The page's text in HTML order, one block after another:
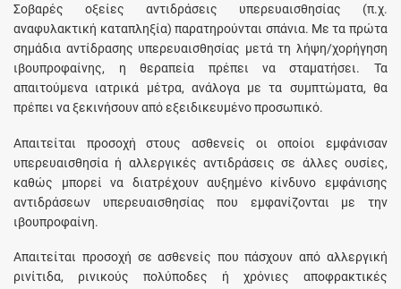
Σοβαρές οξείες αντιδράσεις υπερευαισθησίας (π.χ.
αναφυλακτική καταπληξία) παρατηρούνται σπάνια. Με τα πρώτα
σημάδια αντίδρασης υπερευαισθησίας μετά τη λήψη/χορήγηση
ιβουπροφαίνης, η θεραπεία πρέπει να σταματήσει. Τα
απαιτούμενα ιατρικά μέτρα, ανάλογα με τα συμπτώματα, θα
πρέπει να ξεκινήσουν από εξειδικευμένο προσωπικό.
Απαιτείται προσοχή στους ασθενείς οι οποίοι εμφάνισαν
υπερευαισθησία ή αλλεργικές αντιδράσεις σε άλλες ουσίες,
καθώς μπορεί να διατρέχουν αυξημένο κίνδυνο εμφάνισης
αντιδράσεων υπερευαισθησίας που εμφανίζονται με την
ιβουπροφαίνη.
Απαιτείται προσοχή σε ασθενείς που πάσχουν από αλλεργική
ρινίτιδα, ρινικούς πολύποδες ή χρόνιες αποφρακτικές